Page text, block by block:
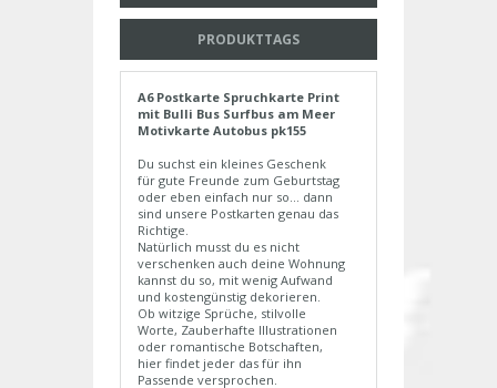
PRODUKTTAGS
A6 Postkarte Spruchkarte Print
mit Bulli Bus Surfbus am Meer
Motivkarte Autobus pk155
Du suchst ein kleines Geschenk
für gute Freunde zum Geburtstag
oder eben einfach nur so... dann
sind unsere Postkarten genau das
Richtige.
Natürlich musst du es nicht
verschenken auch deine Wohnung
kannst du so, mit wenig Aufwand
und kostengünstig dekorieren.
Ob witzige Sprüche, stilvolle
Worte, Zauberhafte Illustrationen
oder romantische Botschaften,
hier findet jeder das für ihn
Passende versprochen.